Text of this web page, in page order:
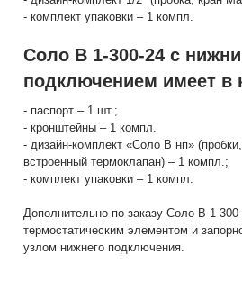
- комплект упаковки – 1 компл.
Соло В 1-300-24 с
подключением имеет в
- паспорт – 1 шт.;
- кронштейны – 1 компл.
- дизайн-комплект «Соло В нп»
встроенный термоклапан) – 1 компл.;
- комплект упаковки – 1 компл.
Дополнительно по заказу Соло В 1-
термостатическим элементом и
узлом нижнего подключения.